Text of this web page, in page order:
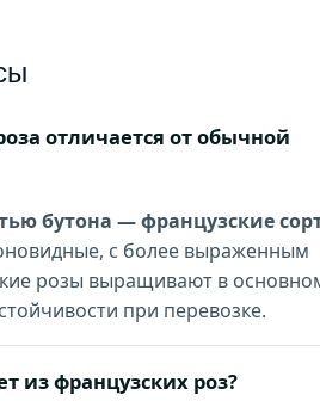
отличается от обычной
бутона — французские
с более выраженным
розы выращивают в
при перевозке.
из французских роз?